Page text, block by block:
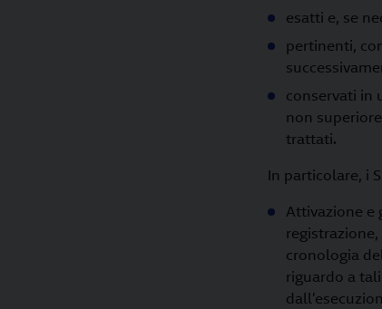
esatti e, se
pertinenti,
conservati in
non
trattati.
In particolare, i
Attivazione e
cronologia
riguardo a